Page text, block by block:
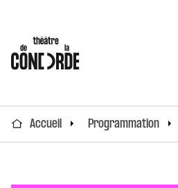
Accueil Programmation